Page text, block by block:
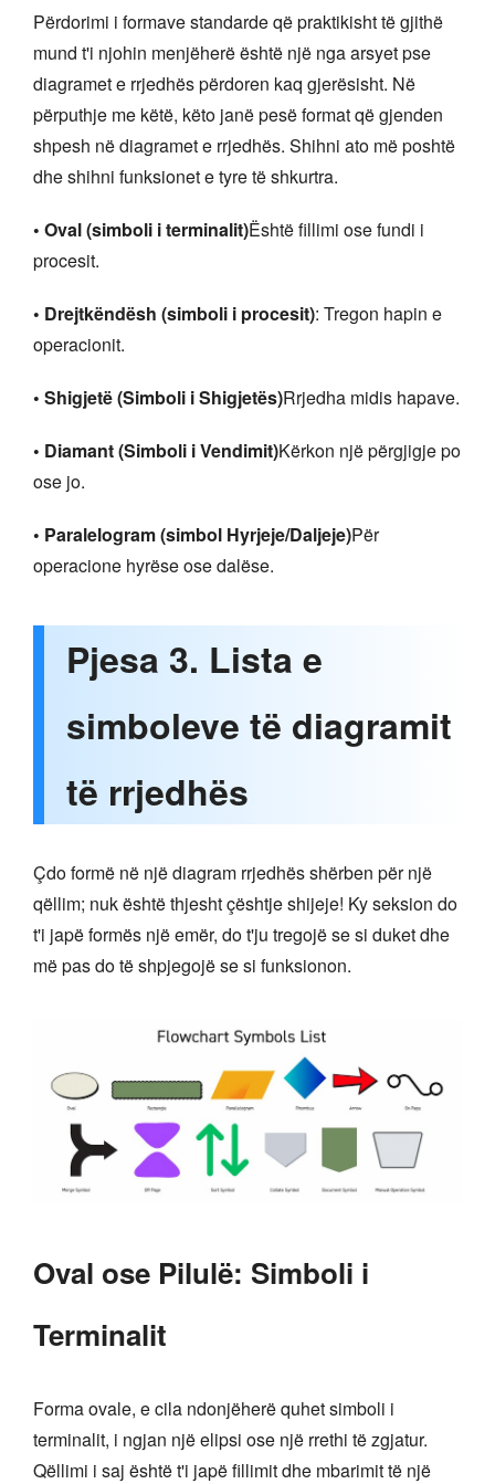
Përdorimi i formave standarde që praktikisht të gjithë
mund t'i njohin menjëherë është një nga arsyet pse
diagramet e rrjedhës përdoren kaq gjerësisht. Në
përputhje me këtë, këto janë pesë format që gjenden
shpesh në diagramet e rrjedhës. Shihni ato më poshtë
dhe shihni funksionet e tyre të shkurtra.
• Oval (simboli i terminalit)Është fillimi ose fundi i
procesit.
• Drejtkëndësh (simboli i procesit): Tregon hapin e
operacionit.
• Shigjetë (Simboli i Shigjetës)Rrjedha midis hapave.
• Diamant (Simboli i Vendimit)Kërkon një përgjigje po
ose jo.
• Paralelogram (simbol Hyrjeje/Daljeje)Për
operacione hyrëse ose dalëse.
Pjesa 3. Lista e
simboleve të diagramit
të rrjedhës
Çdo formë në një diagram rrjedhës shërben për një
qëllim; nuk është thjesht çështje shijeje! Ky seksion do
t'i japë formës një emër, do t'ju tregojë se si duket dhe
më pas do të shpjegojë se si funksionon.
Oval ose Pilulë: Simboli i
Terminalit
Forma ovale, e cila ndonjëherë quhet simboli i
terminalit, i ngjan një elipsi ose një rrethi të zgjatur.
Qëllimi i saj është t'i japë fillimit dhe mbarimit të një